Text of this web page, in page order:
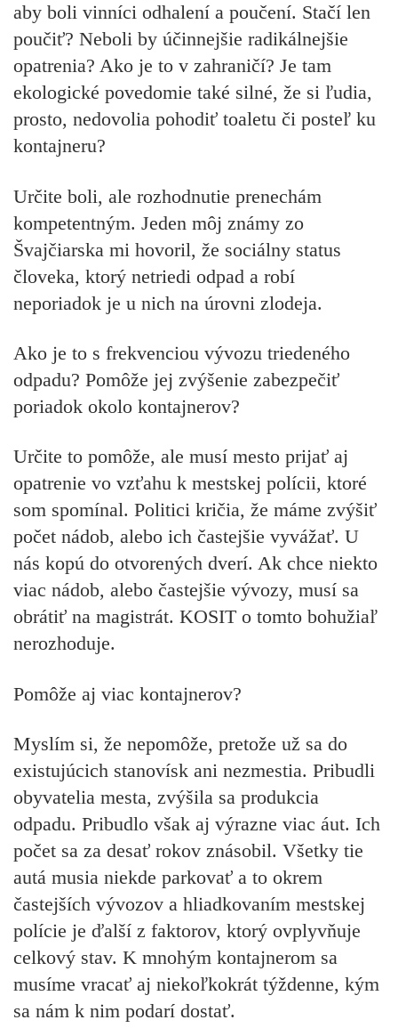
aby boli vinníci odhalení a poučení. Stačí len
poučiť? Neboli by účinnejšie radikálnejšie
opatrenia? Ako je to v zahraničí? Je tam
ekologické povedomie také silné, že si ľudia,
prosto, nedovolia pohodiť toaletu či posteľ ku
kontajneru?
Určite boli, ale rozhodnutie prenechám
kompetentným. Jeden môj známy zo
Švajčiarska mi hovoril, že sociálny status
človeka, ktorý netriedi odpad a robí
neporiadok je u nich na úrovni zlodeja.
Ako je to s frekvenciou vývozu triedeného
odpadu? Pomôže jej zvýšenie zabezpečiť
poriadok okolo kontajnerov?
Určite to pomôže, ale musí mesto prijať aj
opatrenie vo vzťahu k mestskej polícii, ktoré
som spomínal. Politici kričia, že máme zvýšiť
počet nádob, alebo ich častejšie vyvážať. U
nás kopú do otvorených dverí. Ak chce niekto
viac nádob, alebo častejšie vývozy, musí sa
obrátiť na magistrát. KOSIT o tomto bohužiaľ
nerozhoduje.
Pomôže aj viac kontajnerov?
Myslím si, že nepomôže, pretože už sa do
existujúcich stanovísk ani nezmestia. Pribudli
obyvatelia mesta, zvýšila sa produkcia
odpadu. Pribudlo však aj výrazne viac áut. Ich
počet sa za desať rokov znásobil. Všetky tie
autá musia niekde parkovať a to okrem
častejších vývozov a hliadkovaním mestskej
polície je ďalší z faktorov, ktorý ovplyvňuje
celkový stav. K mnohým kontajnerom sa
musíme vracať aj niekoľkokrát týždenne, kým
sa nám k nim podarí dostať.